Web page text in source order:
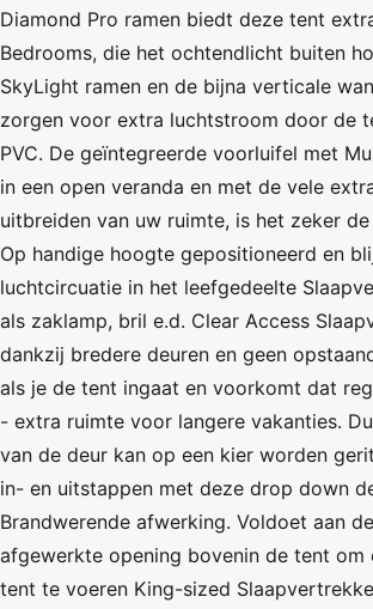
Diamond Pro ramen biedt deze tent
Bedrooms, die het ochtendlicht buiten
SkyLight ramen en de bijna verticale
zorgen voor extra luchtstroom door de
PVC. De geïntegreerde voorluifel met
in een open veranda en met de vele
uitbreiden van uw ruimte, is het zeker
Op handige hoogte gepositioneerd en
luchtcircuatie in het leefgedeelte
als zaklamp, bril e.d. Clear Access
dankzij bredere deuren en geen
als je de tent ingaat en voorkomt dat
- extra ruimte voor langere vakanties.
van de deur kan op een kier worden
in- en uitstappen met deze drop down
Brandwerende afwerking. Voldoet aan
afgewerkte opening bovenin de tent
tent te voeren King-sized